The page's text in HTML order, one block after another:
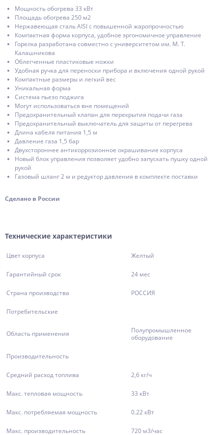
Мощность обогрева 33 кВт
Площадь обогрева 250 м2
Нержавеющая сталь AISI с повышенной жаропрочностью
Компактная форма корпуса, удобное эргономичное управление
Горелка разработана совместно с университетом им. М. Т.
Калашникова
Облегченные пластиковые ножки
Удобная ручка для переноски прибора и включения одной рукой
Компактные размеры и легкий вес
Уникальная форма
Система пьезо поджига
Могут использоваться вне помещений
Предохранительный клапан для перекрытия подачи газа
Предохранительный выключатель для защиты от перегрева
Длина кабеля питания 1,5 м
Давление газа 1,5 бар
Двухстороннее антикоррозионное окрашивание корпуса
Новый блок управления позволяет удобно запускать пушку одной
рукой
Газовый шланг 2 м и редуктор давления в комплекте поставки
Сделано в России
Технические характеристики
Цвет корпуса Желтый
Гарантийный срок 24 мес
Страна производства РОССИЯ
Потребительские
Область применения
Полупромышленное
оборудование
Производительность
Средний расход топлива 2,6 кг/ч
Макс. тепловая мощность 33 кВт
Макс. потребляемая мощность 0.22 кВт
Макс. производительность 720 м3/час